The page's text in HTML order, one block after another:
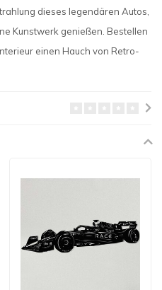
dieses legendären Autos,
Kunstwerk genießen. Bestellen
einen Hauch von Retro-